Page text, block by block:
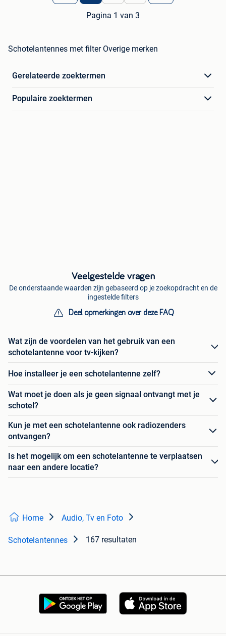
Pagina 1 van 3
Schotelantennes met filter Overige merken
Gerelateerde zoektermen
Populaire zoektermen
Veelgestelde vragen
De onderstaande waarden zijn gebaseerd op je zoekopdracht en de
ingestelde filters
Deel opmerkingen over deze FAQ
Wat zijn de voordelen van het gebruik van een
schotelantenne voor tv-kijken?
Hoe installeer je een schotelantenne zelf?
Wat moet je doen als je geen signaal ontvangt met je
schotel?
Kun je met een schotelantenne ook radiozenders
ontvangen?
Is het mogelijk om een schotelantenne te verplaatsen
naar een andere locatie?
Home Audio, Tv en Foto
Schotelantennes 167 resultaten